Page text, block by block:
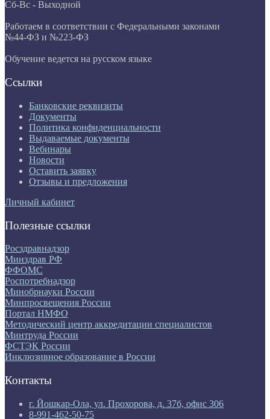
Сб-Вс - Выходной
Работаем в соответствии с Федеральными законами
№44-ФЗ и №223-ФЗ
Обучение ведется на русском языке
Ссылки
Банковские реквизиты
Документы
Политика конфиденциальности
Выдаваемые документы
Вебинары
Новости
Оставить заявку
Отзывы и предложения
Личный кабинет
Полезные ссылки
Росздравнадзор
Минздрав РФ
ФФОМС
Роспотребнадзор
Минобрнауки России
Минпросвещения России
Портал НМФО
Методический центр аккредитации специалистов
Минтруда России
ФСТЭК России
Инклюзивное образование в России
Контакты
г. Йошкар-Ола, ул. Прохорова, д. 37б, офис 306
8-991-462-50-75